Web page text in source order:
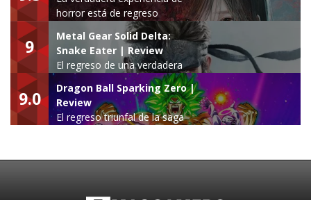
horror está de regreso
9
Metal Gear Solid Delta:
Snake Eater | Review
El regreso de una verdadera
leyenda
9.0
Dragon Ball Sparking Zero |
Review
El regreso triunfal de la saga